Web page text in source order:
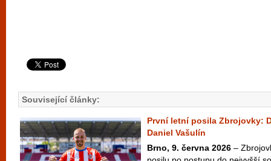
Související články:
První letní posila Zbrojovky:
Daniel Vašulín
Brno, 9. června 2026 –